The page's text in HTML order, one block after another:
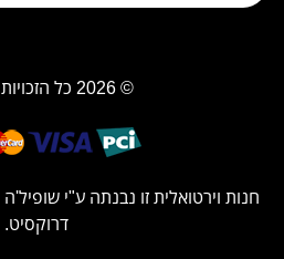
© 2026 כל הזכויות שמורות.
חנות וירטואלית זו נבנתה ע"י שופיל'ה
דרוקסיט.